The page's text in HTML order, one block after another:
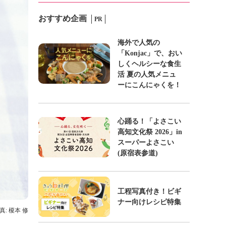
: 榎本 修
おすすめ企画 PR
海外で人気の
「Konjac」で、おい
しくヘルシーな食生
活 夏の人気メニュ
ーにこんにゃくを！
心踊る！「よさこい
高知文化祭 2026」in
スーパーよさこい
(原宿表参道)
工程写真付き！ビギ
ナー向けレシピ特集